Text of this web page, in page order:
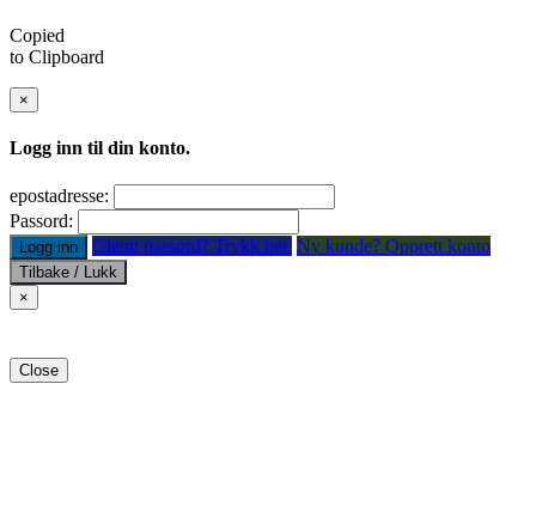
Copied
to Clipboard
×
Logg inn til din konto.
epostadresse:
Passord:
Logg inn Glemt passord? Trykk her. Ny kunde? Opprett konto
Tilbake / Lukk
×
Close